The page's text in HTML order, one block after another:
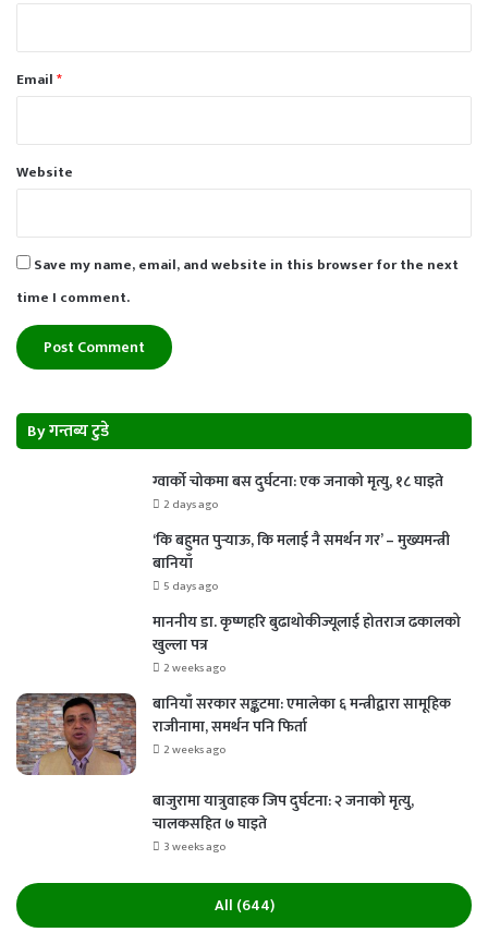
Email*
Website
Save my name, email, and website in this browser for the next
time I comment.
By गन्तब्य टुडे
ग्वार्को चोकमा बस दुर्घटना: एक जनाको मृत्यु, १८ घाइते
2 days ago
‘कि बहुमत पुर्‍याऊ, कि मलाई नै समर्थन गर’ – मुख्यमन्त्री
बानियाँ
5 days ago
माननीय डा. कृष्णहरि बुढाथोकीज्यूलाई होतराज ढकालको
खुल्ला पत्र
2 weeks ago
बानियाँ सरकार सङ्कटमा: एमालेका ६ मन्त्रीद्वारा सामूहिक
राजीनामा, समर्थन पनि फिर्ता
2 weeks ago
बाजुरामा यात्रुवाहक जिप दुर्घटना: २ जनाको मृत्यु,
चालकसहित ७ घाइते
3 weeks ago
All (644)